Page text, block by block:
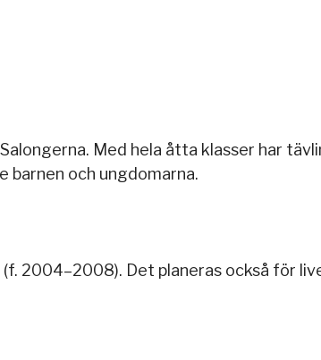
Med hela åtta klasser har
barnen och ungdomarna.
2004–2008). Det planeras också för